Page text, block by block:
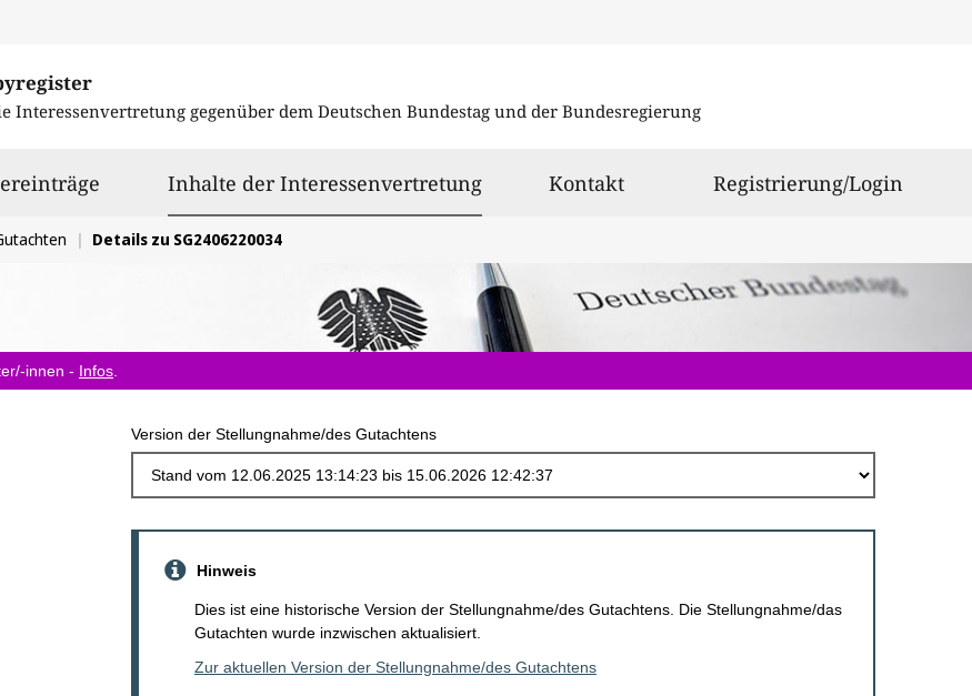
Interessenvertretung gegenüber dem Deutschen Bundestag und der Bundesregierung
Inhalte der Interessenvertretungausgewählt
Kontakt Registrierung/Login
Details zu SG2406220034
innen - Infos
Version der Stellungnahme/des Gutachtens
Hinweis
Dies ist eine historische Version der Stellungnahme/des Gutachtens. Die Stellungnahme/das
Gutachten wurde inzwischen aktualisiert.
Zur aktuellen Version der Stellungnahme/des Gutachtens